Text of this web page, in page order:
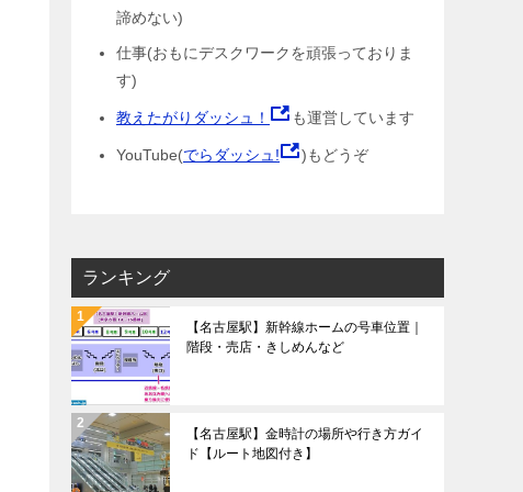
諦めない)
仕事(おもにデスクワークを頑張っておりま
す)
教えたがりダッシュ！ も運営しています
YouTube(でらダッシュ! )もどうぞ
ランキング
【名古屋駅】新幹線ホームの号車位置｜
階段・売店・きしめんなど
【名古屋駅】金時計の場所や行き方ガイ
ド【ルート地図付き】